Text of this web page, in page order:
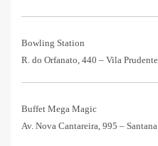
Bowling Station
R. do Orfanato, 440 – Vila
Buffet Mega Magic
Av. Nova Cantareira, 995 –